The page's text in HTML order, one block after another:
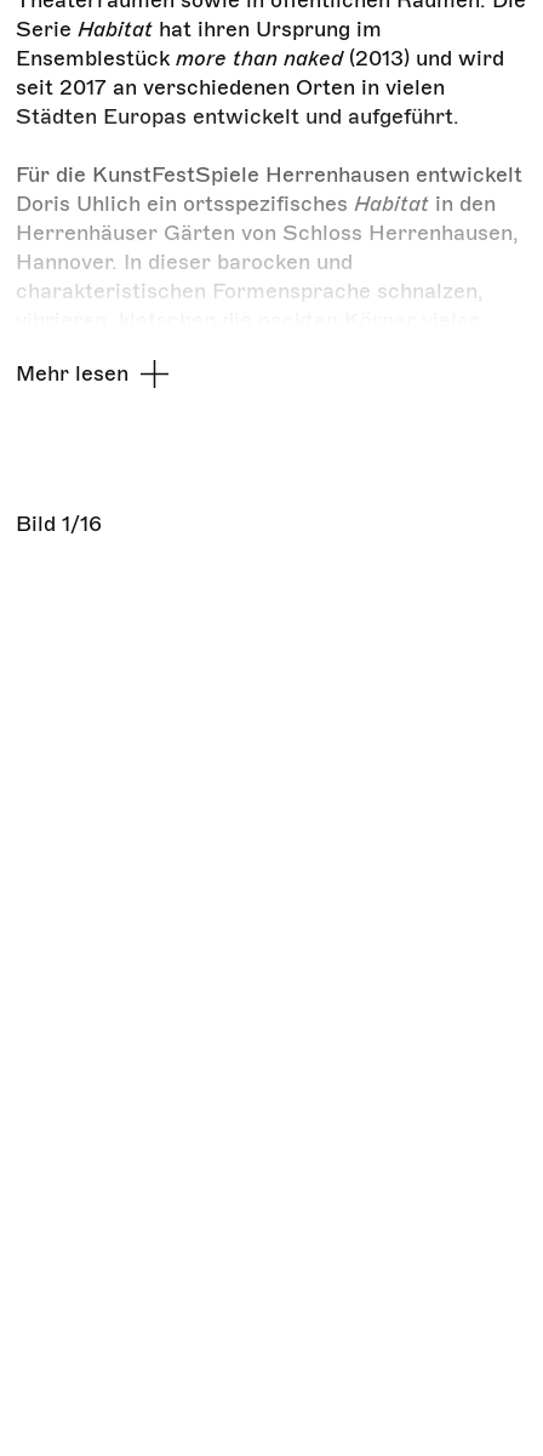
SerieHabitat hat ihren Ursprung im
Ensemblestückmore than naked(2013) und wird
seit 2017 an verschiedenen Orten in vielen
Städten Europas entwickelt und aufgeführt.
Für die KunstFestSpiele Herrenhausen entwickelt
Doris Uhlich ein ortsspezifischesHabitat in den
Herrenhäuser Gärten von Schloss Herrenhausen,
Hannover. In dieser barocken und
charakteristischen Formensprache schnalzen,
abstrakten Techno-Tracks aufeinander. Die
individuelle Schönheit. Die Körper suchen nach
Mehr lesen
Bild1/16